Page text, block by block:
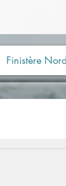
Finistère